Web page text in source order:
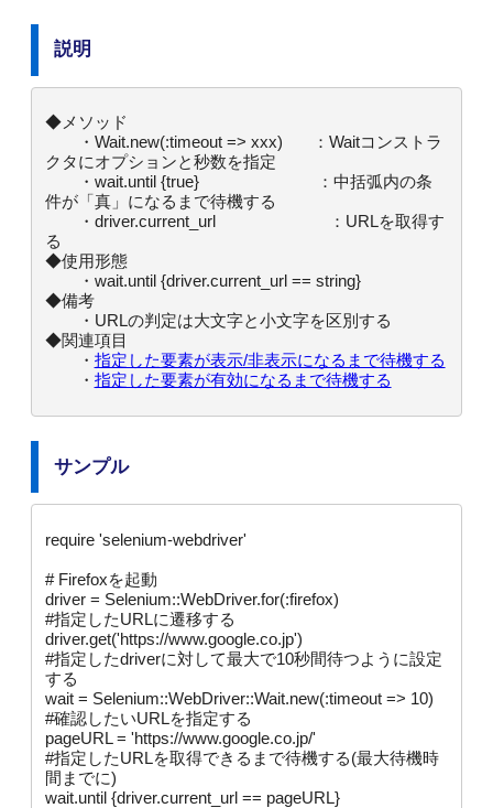
説明
◆メソッド
・Wait.new(:timeout => xxx) 　  ：Waitコンストラ
クタにオプションと秒数を指定
・wait.until {true}             ：中括弧内の条
件が「真」になるまで待機する
・driver.current_url            ：URLを取得す
る
◆使用形態
・wait.until {driver.current_url == string}
◆備考
・URLの判定は大文字と小文字を区別する
◆関連項目
・ 指定した要素が表示/非表示になるまで待機する
・ 指定した要素が有効になるまで待機する
サンプル
require 'selenium-webdriver'
# Firefoxを起動
driver = Selenium::WebDriver.for(:firefox)
#指定したURLに遷移する
driver.get('https://www.google.co.jp')
#指定したdriverに対して最大で10秒間待つように設定
する
wait = Selenium::WebDriver::Wait.new(:timeout => 10)
#確認したいURLを指定する
pageURL = 'https://www.google.co.jp/'
#指定したURLを取得できるまで待機する(最大待機時
間までに)
wait.until {driver.current_url == pageURL}